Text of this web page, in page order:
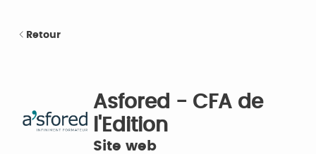
Retour
Asfored - CFA de
l'Edition
Site web